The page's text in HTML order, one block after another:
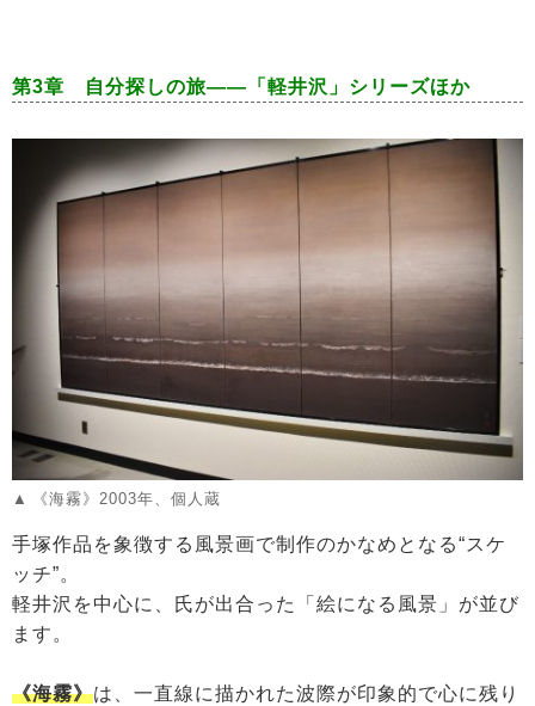
第3章 自分探しの旅――「軽井沢」シリーズほか
《海霧》2003年、個人蔵
手塚作品を象徴する風景画で制作のかなめとなる“スケ
ッチ”。
軽井沢を中心に、氏が出合った「絵になる風景」が並び
ます。
《海霧》は、一直線に描かれた波際が印象的で心に残り